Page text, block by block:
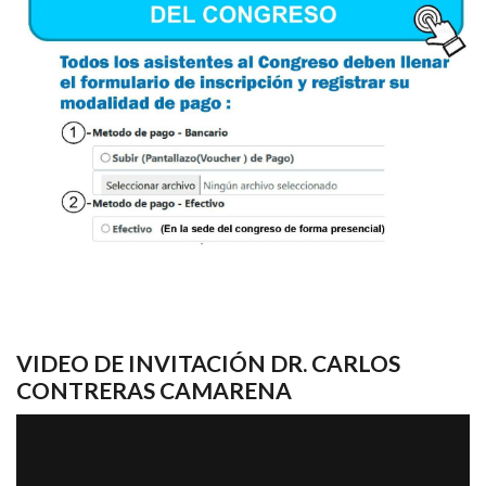
VIDEO DE INVITACIÓN DR. CARLOS
CONTRERAS CAMARENA